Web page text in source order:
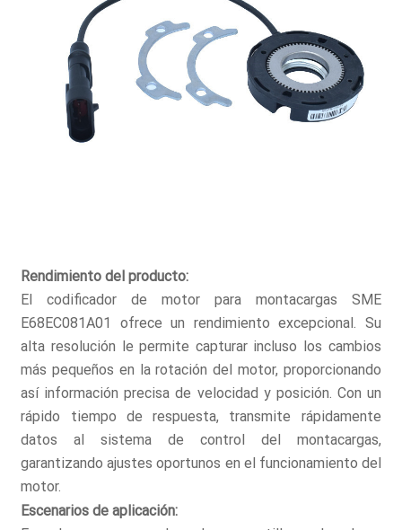
Rendimiento del producto:
El codificador de motor para montacargas SME
E68EC081A01 ofrece un rendimiento excepcional. Su
alta resolución le permite capturar incluso los cambios
más pequeños en la rotación del motor, proporcionando
así información precisa de velocidad y posición. Con un
rápido tiempo de respuesta, transmite rápidamente
datos al sistema de control del montacargas,
garantizando ajustes oportunos en el funcionamiento del
motor.
Escenarios de aplicación: